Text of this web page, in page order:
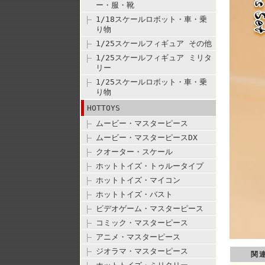
ー・服・靴
1/18スケールロボット・車・乗
り物
1/25スケールフィギュア その他
1/25スケールフィギュア ミリタ
リー
1/25スケールロボット・車・乗
り物
HOTTOYS
ムービー・マスターピース
ムービー・マスターピースDX
クオーター・スケール
ホットトイズ・トゥルータイプ
ホットトイズ・マイコン
ホットトイズ・バスト
ビデオゲーム・マスターピース
コミック・マスターピース
アニメ・マスターピース
ジオラマ・マスターピース
関